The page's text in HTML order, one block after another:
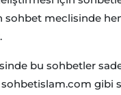
meclisinde
bu sohbetler
sohbetislam.com